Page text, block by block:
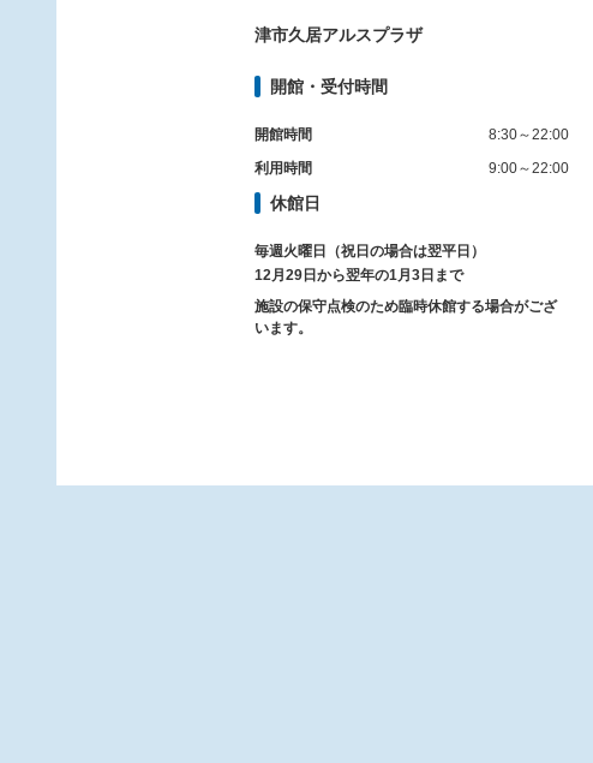
津市久居アルスプラザ
開館・受付時間
開館時間
8:30～22:00
利用時間
9:00～22:00
休館日
毎週火曜日（祝日の場合は翌平日）
12月29日から翌年の1月3日まで
施設の保守点検のため臨時休館する場合がござ
います。